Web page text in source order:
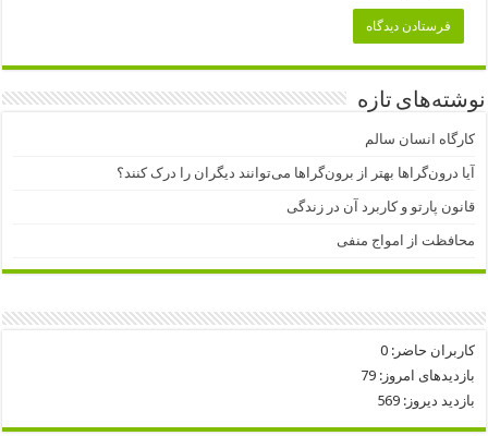
نوشته‌های تازه
کارگاه انسان سالم
آیا درون‌گراها بهتر از برون‌گراها می‌توانند دیگران را درک کنند؟
قانون پارتو و کاربرد آن در زندگی
محافظت از امواج منفی
کاربران حاضر:0
بازدیدهای امروز:79
بازدید دیروز:569